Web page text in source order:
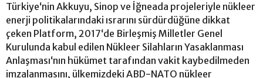
Türkiye‘nin Akkuyu, Sinop ve İğneada projeleriyle nükleer
enerji politikalarındaki ısrarını sürdürdüğüne dikkat
çeken Platform, 2017‘de Birleşmiş Milletler Genel
Kurulunda kabul edilen Nükleer Silahların Yasaklanması
Anlaşması‘nın hükümet tarafından vakit kaybedilmeden
imzalanmasını, ülkemizdeki ABD-NATO nükleer